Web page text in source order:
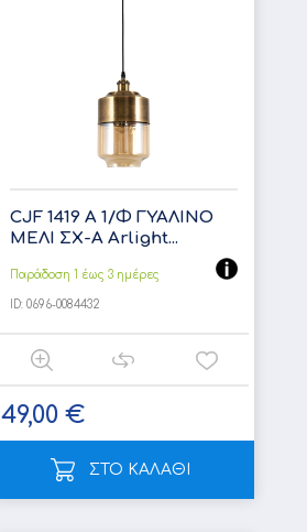
CJF 1419 A 1/Φ ΓΥΑΛΙΝΟ
ΜΕΛΙ ΣΧ-Α Arlight...
Παράδοση 1 έως 3 ημέρες
ID:0696-0084432
49,00 €
ΣΤΟ ΚΑΛΑΘΙ